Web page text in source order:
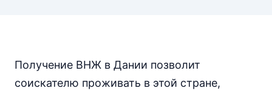
Получение ВНЖ в Дании позволит
соискателю проживать в этой стране,